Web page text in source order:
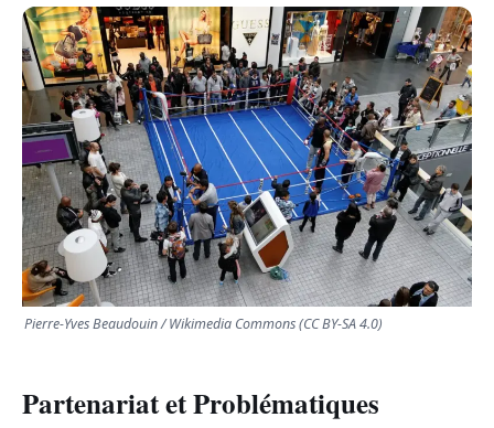
FAITS DIVERS
TRANSPORTS
ÉCONOMIE
POLITIQUE
SPORT
SCIENCES & TECH
Pierre-Yves Beaudouin / Wikimedia Commons (CC BY-SA 4.0)
Partenariat et Problématiques